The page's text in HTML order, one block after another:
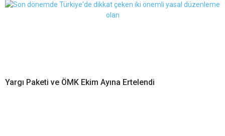
Yargı Paketi ve ÖMK Ekim Ayına Ertelendi